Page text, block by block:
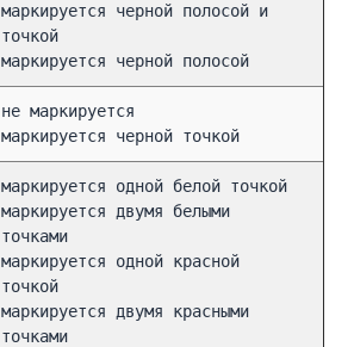
маркируется черной полосой и
точкой
маркируется черной полосой
не маркируется
маркируется черной точкой
маркируется одной белой точкой
маркируется двумя белыми
точками
маркируется одной красной
точкой
маркируется двумя красными
точками